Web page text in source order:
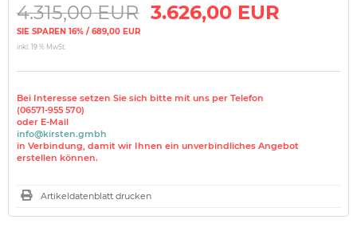
4.315,00 EUR 3.626,00 EUR
SIE SPAREN 16% / 689,00 EUR
inkl. 19 % MwSt.
Bei Interesse setzen Sie sich bitte mit uns per Telefon
(06571-955 570)
oder E-Mail
info@kirsten.gmbh
in Verbindung, damit wir Ihnen ein unverbindliches Angebot
erstellen können.
Artikeldatenblatt drucken